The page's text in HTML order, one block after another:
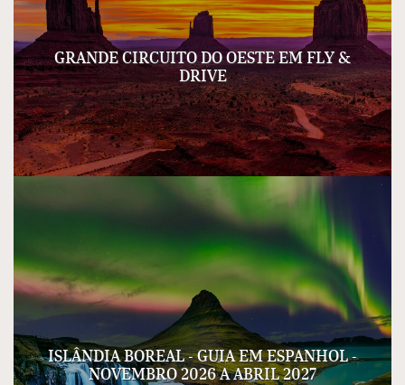
GRANDE CIRCUITO DO OESTE EM FLY &
DRIVE
ISLÂNDIA BOREAL - GUIA EM ESPANHOL -
NOVEMBRO 2026 A ABRIL 2027